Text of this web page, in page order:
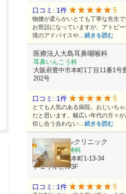
口コミ: 1件 5
物腰が柔らかいとても丁寧な先生
お世話になっていますが、アトピ
境のアドバイスや... 続きを読む
医療法人大島耳鼻咽喉科
耳鼻いんこう科
大阪府豊中市本町1丁目11番1号
202号
口コミ: 1件 5
とても人気のある病院。おじいち
だと思います。幅広い年代の方々が
但し合う合わない... 続きを読む
すずメンタルクリニック
心療内科, 精神科
大阪府豊中市本町1-13-34
チェリオビル3F
口コミ: 1件 5